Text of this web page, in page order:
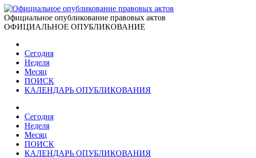
Официальное опубликование правовых актов
ОФИЦИАЛЬНОЕ ОПУБЛИКОВАНИЕ
Сегодня
Неделя
Месяц
ПОИСК
КАЛЕНДАРЬ ОПУБЛИКОВАНИЯ
Сегодня
Неделя
Месяц
ПОИСК
КАЛЕНДАРЬ ОПУБЛИКОВАНИЯ